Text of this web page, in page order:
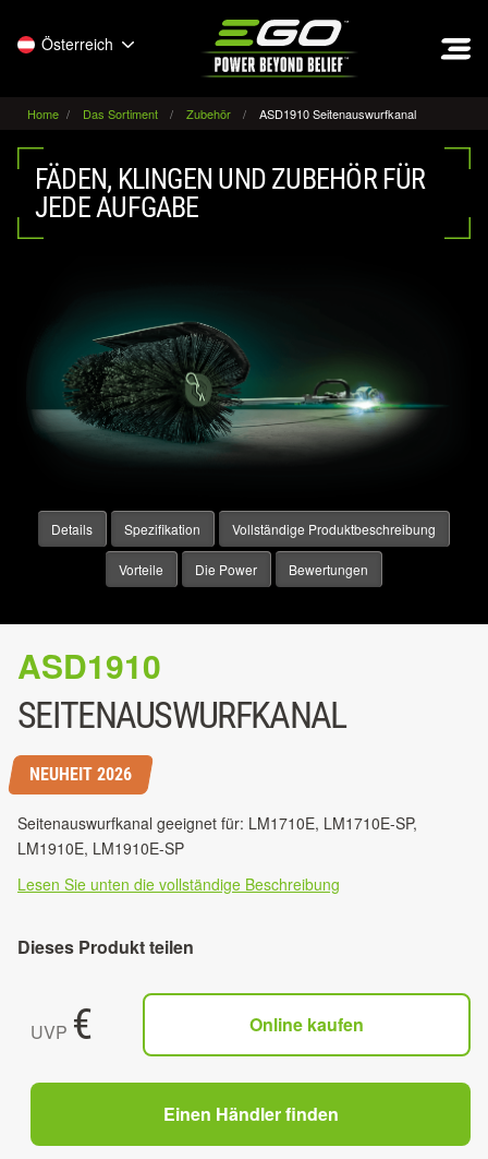
Österreich
Home Das Sortiment Zubehör ASD1910 Seitenauswurfkanal
FÄDEN, KLINGEN UND ZUBEHÖR FÜR
JEDE AUFGABE
Details Spezifikation Vollständige Produktbeschreibung
Vorteile Die Power Bewertungen
ASD1910
SEITENAUSWURFKANAL
NEUHEIT 2026
Seitenauswurfkanal geeignet für: LM1710E, LM1710E-SP,
LM1910E, LM1910E-SP
Lesen Sie unten die vollständige Beschreibung
Dieses Produkt teilen
UVP € Online kaufen
Einen Händler finden